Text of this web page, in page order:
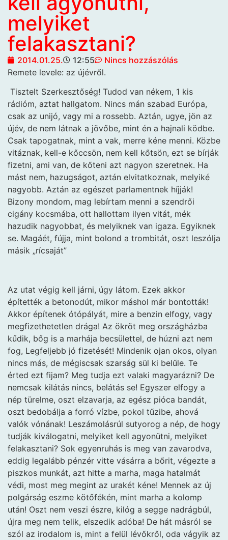
melyiket
felakasztani?
2014.01.25. 12:55
Nincs hozzászólás
Remete levele: az újévről.
Tisztelt Szerkesztőség! Tudod van nékem, 1 kis
rádióm, aztat hallgatom. Nincs mán szabad Európa,
csak az unijó, vagy mi a rossebb. Aztán, ugye, jön az
újév, de nem látnak a jövőbe, mint én a hajnali ködbe.
Csak tapogatnak, mint a vak, merre kéne menni. Közbe
vitáznak, kell-e kőccsön, nem kell kőtsön, ezt se bírják
fizetni, ami van, de kőteni azt nagyon szeretnek. Ha
mást nem, hazugságot, aztán elvitatkoznak, melyiké
nagyobb. Aztán az egészet parlamentnek híjják!
Bizony mondom, mag lebírtam menni a szendrői
cigány kocsmába, ott hallottam ilyen vitát, mék
hazudik nagyobbat, és melyiknek van igaza. Egyiknek
se. Magáét, fújja, mint bolond a trombitát, oszt leszólja
másik „rícsaját”
Az utat végig kell járni, úgy látom. Ezek akkor
építették a betonodút, mikor máshol már bontották!
Akkor építenek ótópályát, mire a benzin elfogy, vagy
megfizethetetlen drága! Az ökröt meg országházba
kűdik, bőg is a marhája becsülettel, de húzni azt nem
fog, Legfeljebb jó fizetését! Mindenik ojan okos, olyan
nincs más, de mégiscsak szarság sül ki belűle. Te
érted ezt fijam? Meg tudja ezt valaki magyarázni? De
nemcsak kilátás nincs, belátás se! Egyszer elfogy a
nép türelme, oszt elzavarja, az egész pióca bandát,
oszt bedobálja a forró vízbe, pokol tűzibe, ahová
valók vónának! Leszámolásrúl sutyorog a nép, de hogy
tudják kiválogatni, melyiket kell agyonütni, melyiket
felakasztani? Sok egyenruhás is meg van zavarodva,
eddig legalább pénzér vitte vásárra a bőrit, végezte a
piszkos munkát, azt hitte a marha, maga hatalmát
védi, most meg megint az urakét kéne! Mennek az új
polgárság eszme kötőfékén, mint marha a kolomp
után! Oszt nem veszi észre, kilóg a segge nadrágbúl,
újra meg nem telik, elszedik adóba! De hát másról se
szól az irodalom is, mint a felül lévőkről, oda vágyik az